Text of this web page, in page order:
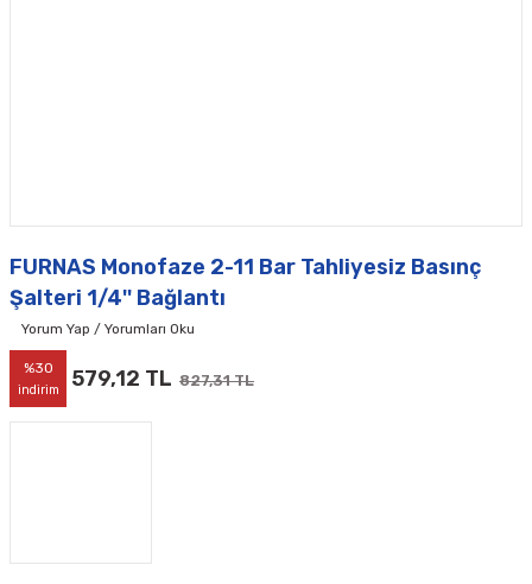
FURNAS Monofaze 2-11 Bar Tahliyesiz Basınç
Şalteri 1/4'' Bağlantı
Yorum Yap / Yorumları Oku
%30
indirim 579,12 TL 827,31 TL